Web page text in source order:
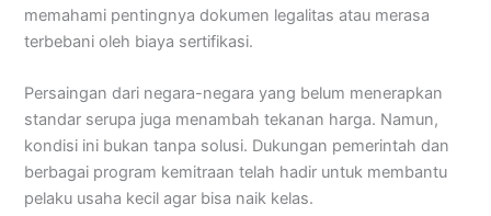
memahami pentingnya dokumen legalitas atau merasa
terbebani oleh biaya sertifikasi.
Persaingan dari negara-negara yang belum menerapkan
standar serupa juga menambah tekanan harga. Namun,
kondisi ini bukan tanpa solusi. Dukungan pemerintah dan
berbagai program kemitraan telah hadir untuk membantu
pelaku usaha kecil agar bisa naik kelas.